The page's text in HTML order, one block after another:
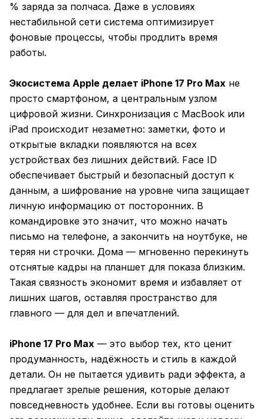
% заряда за полчаса. Даже в условиях
нестабильной сети система оптимизирует
фоновые процессы, чтобы продлить время
работы.
Экосистема Apple делает iPhone 17 Pro Max не
просто смартфоном, а центральным узлом
цифровой жизни. Синхронизация с MacBook или
iPad происходит незаметно: заметки, фото и
открытые вкладки появляются на всех
устройствах без лишних действий. Face ID
обеспечивает быстрый и безопасный доступ к
данным, а шифрование на уровне чипа защищает
личную информацию от посторонних. В
командировке это значит, что можно начать
письмо на телефоне, а закончить на ноутбуке, не
теряя ни строчки. Дома — мгновенно перекинуть
отснятые кадры на планшет для показа близким.
Такая связность экономит время и избавляет от
лишних шагов, оставляя пространство для
главного — для дел и впечатлений.
iPhone 17 Pro Max — это выбор тех, кто ценит
продуманность, надёжность и стиль в каждой
детали. Он не пытается удивить ради эффекта, а
предлагает зрелые решения, которые делают
повседневность удобнее. Если вы готовы оценить